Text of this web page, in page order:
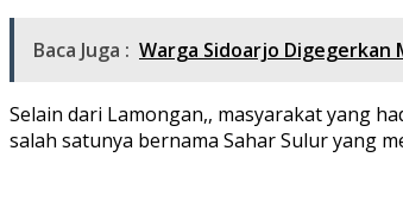
Baca Juga : Warga Sidoarjo Digegerkan
Selain dari Lamongan,, masyarakat yang
salah satunya bernama Sahar Sulur yang